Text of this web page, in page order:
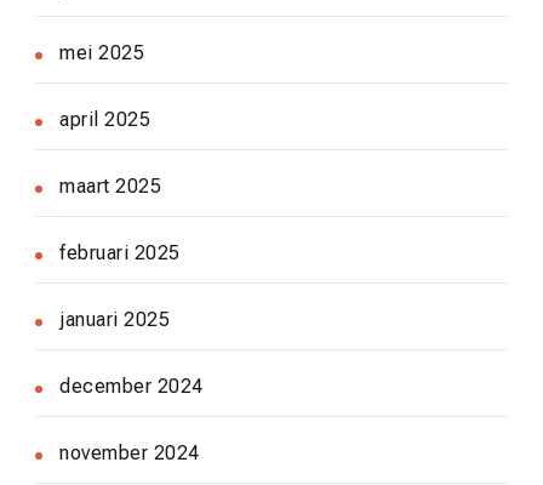
mei 2025
april 2025
maart 2025
februari 2025
januari 2025
december 2024
november 2024